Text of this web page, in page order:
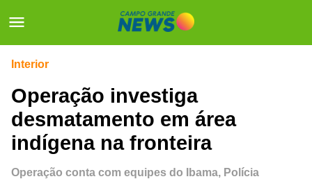
Interior
Operação investiga
desmatamento em área
indígena na fronteira
Operação conta com equipes do Ibama, Polícia